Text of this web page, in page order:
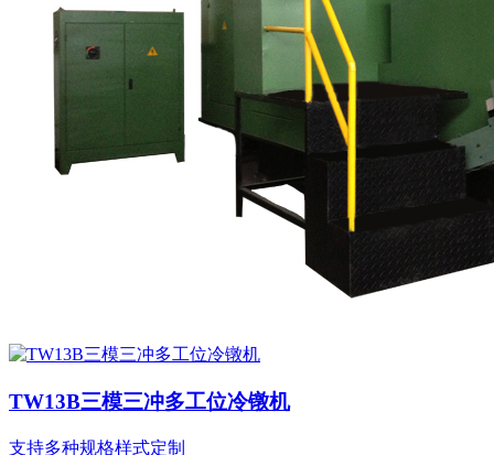
TW13B三模三冲多工位冷镦机
支持多种规格样式定制